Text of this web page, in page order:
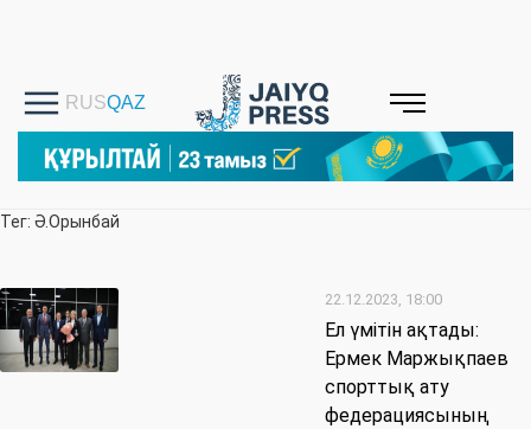
Тег: Ә.Орынбай
22.12.2023, 18:00
Ел үмітін ақтады:
Ермек Маржықпаев
спорттық ату
федерациясының